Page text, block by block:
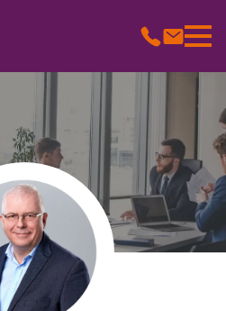
spersonalizowania treści i
i analizować ruch
tym, jak korzystasz z naszej
społecznościowym,
mogą połączyć te
od Ciebie lub
z ich usług.
znaczenie dla
i witryna nie będzie działać w
Te pliki cookie nie przechowują